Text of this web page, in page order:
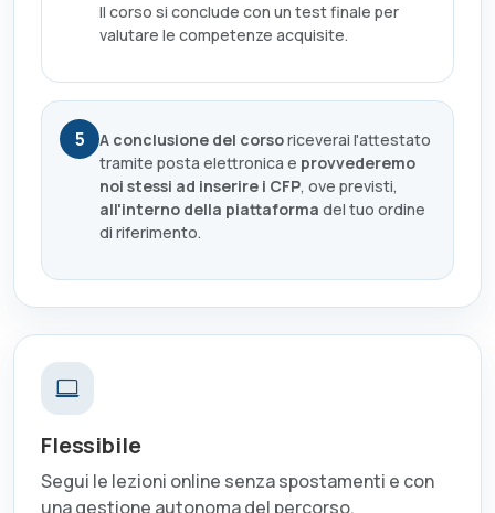
Il corso si conclude con un test finale per
valutare le competenze acquisite.
5 A conclusione del corsoriceverai l'attestato
tramite posta elettronica e provvederemo
noi stessi ad inserire i CFP, ove previsti,
all'interno della piattaforma del tuo ordine
di riferimento.
Flessibile
Segui le lezioni online senza spostamenti e con
una gestione autonoma del percorso.